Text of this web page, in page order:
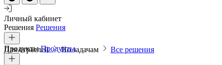
Личный кабинет
Решения Решения
Для отраслей По задачам Все решения
ПродуктыПродукты